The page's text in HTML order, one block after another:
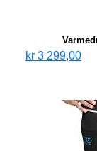
kr 3 299,00